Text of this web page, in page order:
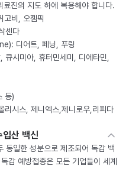
진의 지도 하에 복용해야 합니다.
비, 오젬픽
센다
디어트, 페닝, 푸링
시미아, 휴터민세미, 디에타민,
등)
시스, 제니엑스,제니로우,리피다
입산 백신
동일한 성분으로 제조되어 독감 백
감 예방접종은 모든 기업들이 세계